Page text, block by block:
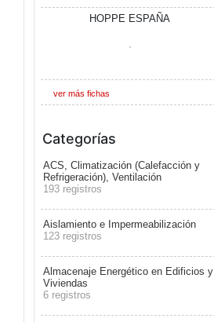
HOPPE ESPAÑA
ver más fichas
Categorías
ACS, Climatización (Calefacción y
Refrigeración), Ventilación
193 registros
Aislamiento e Impermeabilización
123 registros
Almacenaje Energético en Edificios y
Viviendas
6 registros